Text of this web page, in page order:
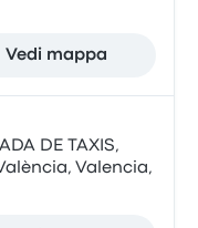
Vedi mappa
DE TAXIS,
Valencia,